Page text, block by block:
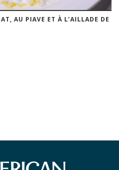
AU PIAVE ET À L’AILLADE DE